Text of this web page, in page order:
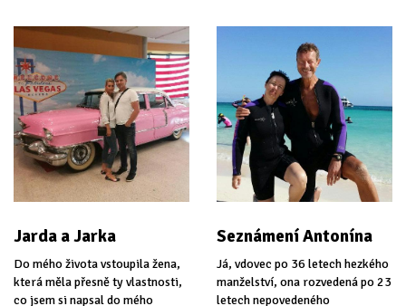
Jarda a Jarka
Do mého života vstoupila žena,
která měla přesně ty vlastnosti,
co jsem si napsal do mého
Seznámení Antonína
Já, vdovec po 36 letech hezkého
manželství, ona rozvedená po 23
letech nepovedeného